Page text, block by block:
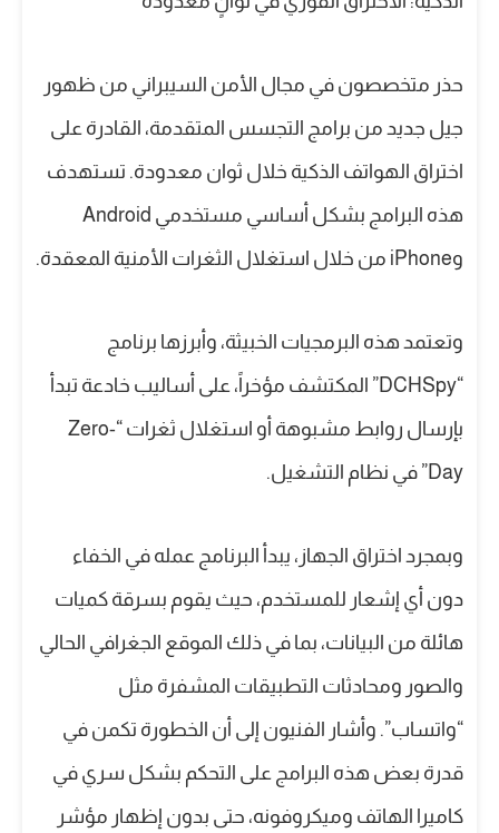
حذر متخصصون في مجال الأمن السيبراني من ظهور
جيل جديد من برامج التجسس المتقدمة، القادرة على
اختراق الهواتف الذكية خلال ثوان معدودة. تستهدف
هذه البرامج بشكل أساسي مستخدمي Android
وiPhone من خلال استغلال الثغرات الأمنية المعقدة.
وتعتمد هذه البرمجيات الخبيثة، وأبرزها برنامج
“DCHSpy” المكتشف مؤخراً، على أساليب خادعة تبدأ
بإرسال روابط مشبوهة أو استغلال ثغرات “Zero-
Day” في نظام التشغيل.
وبمجرد اختراق الجهاز، يبدأ البرنامج عمله في الخفاء
دون أي إشعار للمستخدم، حيث يقوم بسرقة كميات
هائلة من البيانات، بما في ذلك الموقع الجغرافي الحالي
والصور ومحادثات التطبيقات المشفرة مثل
“واتساب”. وأشار الفنيون إلى أن الخطورة تكمن في
قدرة بعض هذه البرامج على التحكم بشكل سري في
كاميرا الهاتف وميكروفونه، حتى بدون إظهار مؤشر